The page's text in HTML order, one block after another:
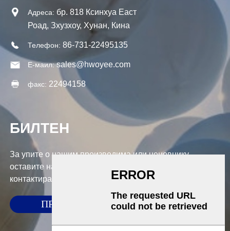
Адреса: бр. 818 Ксинхуа Еаст
Роад, Зхузхоу, Хунан, Кина
Телефон: 86-731-22495135
Е-маил: sales@hwoyee.com
факс: 22494158
БИЛТЕН
За упите о нашим производима или ценовнику,
оставите нам своју е-пошту и ми ћемо вас
контактирати у року од 24 сата.
ПРИХВАТИ